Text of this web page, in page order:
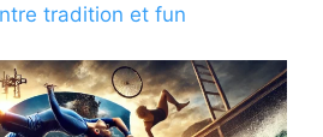
tradition et fun